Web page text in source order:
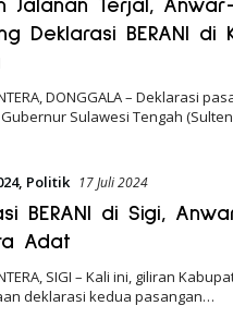
Jalanan Terjal,
Deklarasi BERANI di
DONGGALA – Deklarasi
Sulawesi Tengah
, Politik 17 Juli 2024
BERANI di Sigi,
Adat
SIGI – Kali ini, giliran
deklarasi kedua pasangan…